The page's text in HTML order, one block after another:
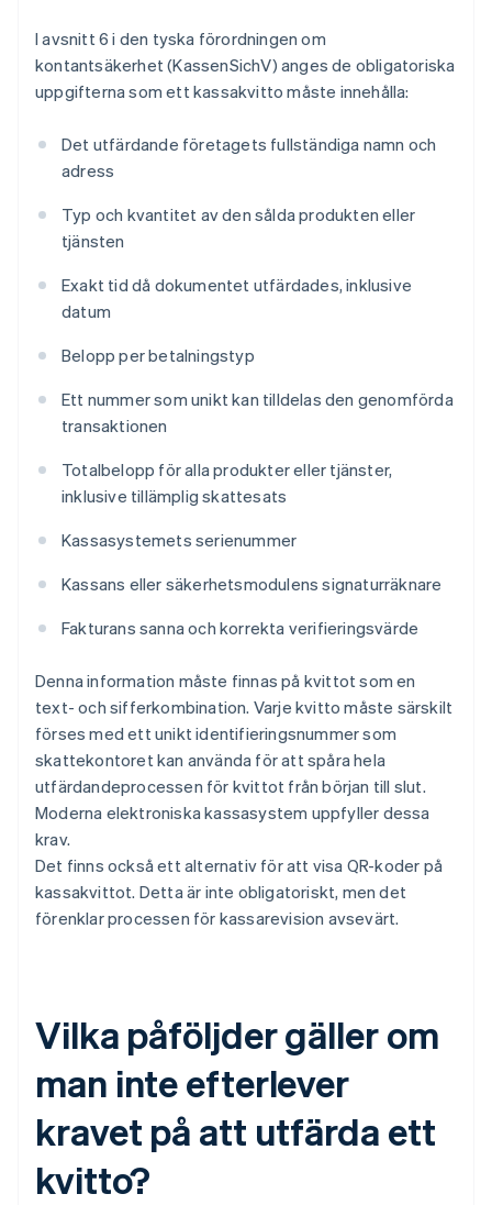
I avsnitt 6 i den tyska förordningen om
kontantsäkerhet (KassenSichV) anges de obligatoriska
uppgifterna som ett kassakvitto måste innehålla:
Det utfärdande företagets fullständiga namn och
adress
Typ och kvantitet av den sålda produkten eller
tjänsten
Exakt tid då dokumentet utfärdades, inklusive
datum
Belopp per betalningstyp
Ett nummer som unikt kan tilldelas den genomförda
transaktionen
Totalbelopp för alla produkter eller tjänster,
inklusive tillämplig skattesats
Kassasystemets serienummer
Kassans eller säkerhetsmodulens signaturräknare
Fakturans sanna och korrekta verifieringsvärde
Denna information måste finnas på kvittot som en
text- och sifferkombination. Varje kvitto måste särskilt
förses med ett unikt identifieringsnummer som
skattekontoret kan använda för att spåra hela
utfärdandeprocessen för kvittot från början till slut.
Moderna elektroniska kassasystem uppfyller dessa
krav.
Det finns också ett alternativ för att visa QR-koder på
kassakvittot. Detta är inte obligatoriskt, men det
förenklar processen för kassarevision avsevärt.
Vilka påföljder gäller om
man inte efterlever
kravet på att utfärda ett
kvitto?